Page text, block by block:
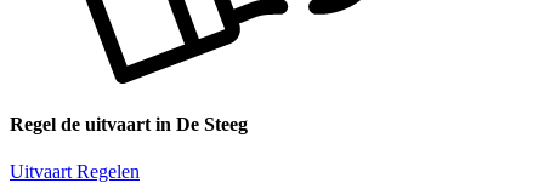
Regel de uitvaart in De Steeg
Uitvaart Regelen